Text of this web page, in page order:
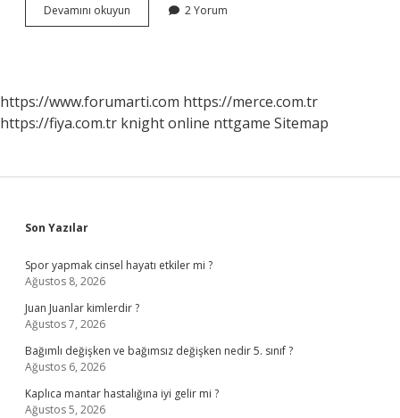
Devamını okuyun Konseptüalizm
Yaklaşımı
2 Yorum
https://www.forumarti.com https://merce.com.tr
https://fiya.com.tr knight online nttgame Sitemap
Sidebar
Son Yazılar
Spor yapmak cinsel hayatı etkiler mi ?
Ağustos 8, 2026
Juan Juanlar kimlerdir ?
Ağustos 7, 2026
Bağımlı değişken ve bağımsız değişken nedir 5. sınıf ?
Ağustos 6, 2026
Kaplıca mantar hastalığına iyi gelir mi ?
Ağustos 5, 2026